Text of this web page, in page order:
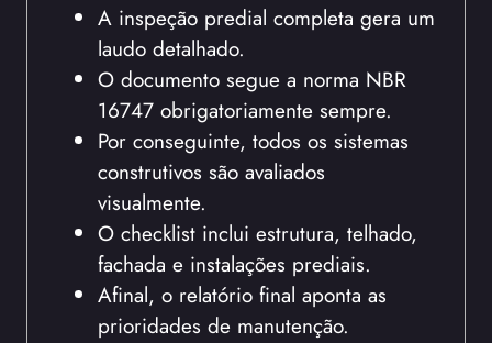
A inspeção predial completa gera um
laudo detalhado.
O documento segue a norma NBR
16747 obrigatoriamente sempre.
Por conseguinte, todos os sistemas
construtivos são avaliados
visualmente.
O checklist inclui estrutura, telhado,
fachada e instalações prediais.
Afinal, o relatório final aponta as
prioridades de manutenção.